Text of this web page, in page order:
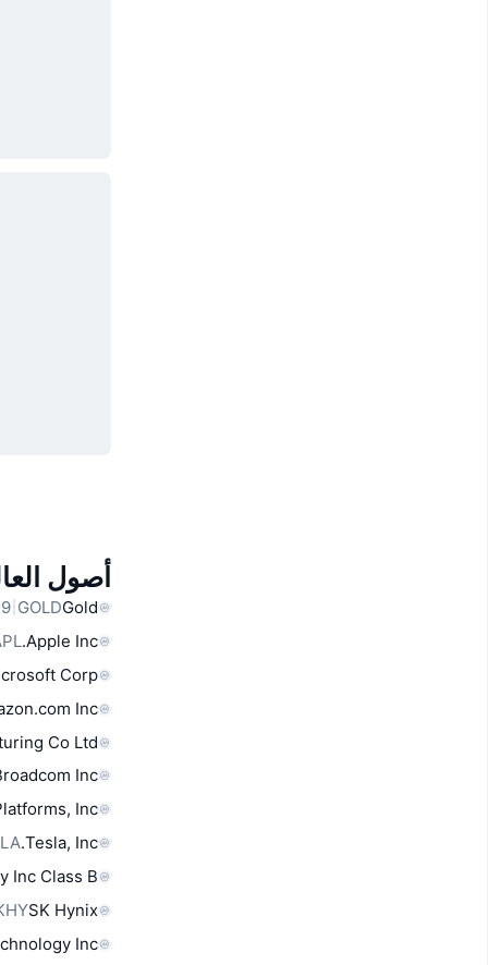
أصول
Gold
GOLD
‏‏4,255.19 US$
Apple Inc.
Corp
Inc
Co Ltd
Inc
Inc.
Tesla, Inc.
Inc Class B
SK Hynix
Inc